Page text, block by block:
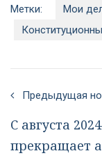
Метки: Мои
Предыдущая
С августа
прекращает